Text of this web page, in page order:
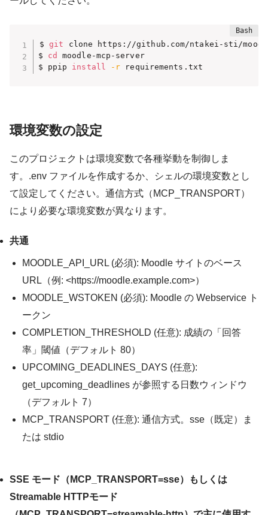
$ git
clone https://github.com/ntakei-sti/
$ cd
moodle-mcp-server
$ ppip install -r requirements.txt
環境変数の設定
このプロジェクトは環境変数で各種挙動を制御しま
す。 .env ファイルを作成するか、シェルの環境変数とし
て設定してください。通信方式（MCP_TRANSPORT）
により必要な環境変数が異なります。
共通
MOODLE_API_URL(必須): Moodle サイトのベース
URL（例: <https://moodle.example.com>）
MOODLE_WSTOKEN (必須): Moodle の Webservice ト
ークン
COMPLETION_THRESHOLD (任意): 成績の「回答
率」閾値（デフォルト 80）
UPCOMING_DEADLINES_DAYS (任意):
get_upcoming_deadlinesが参照する日数ウィンドウ
（デフォルト 7）
MCP_TRANSPORT(任意): 通信方式。 sse（既定）ま
たは stdio
SSE モード（MCP_TRANSPORT=sse）もしくは
Streamable HTTPモード